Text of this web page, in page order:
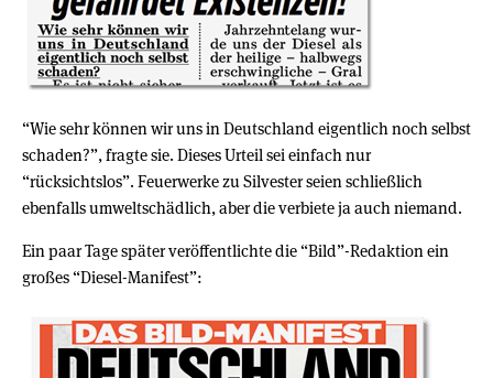
“Wie sehr können wir uns in Deutschland eigentlich noch selbst
schaden?”, fragte sie. Dieses Urteil sei einfach nur
“rücksichtslos”. Feuerwerke zu Silvester seien schließlich
ebenfalls umweltschädlich, aber die verbiete ja auch niemand.
Ein paar Tage später veröffentlichte die “Bild”-Redaktion ein
großes “Diesel-Manifest”: